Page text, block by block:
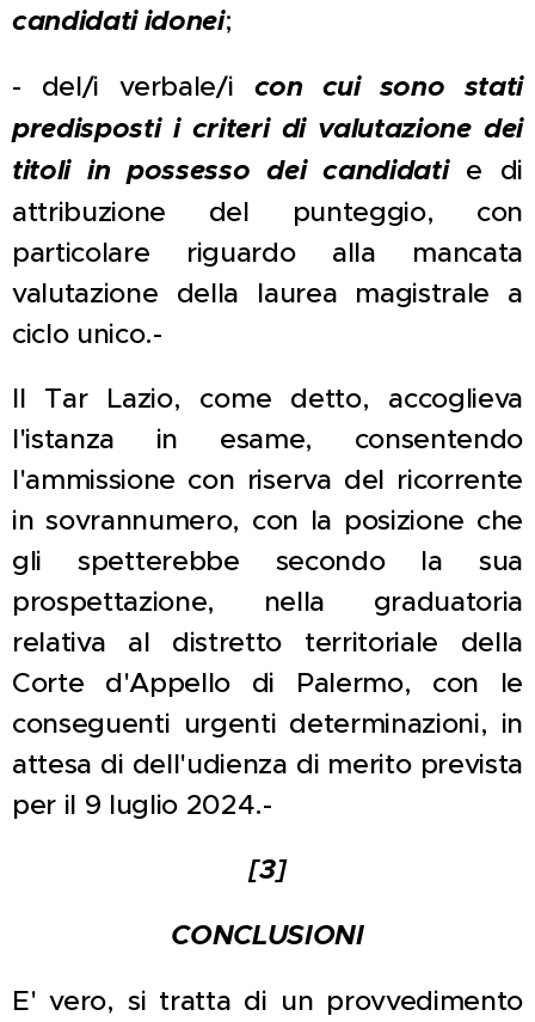
candidati idonei;
- del/i verbale/i con cui sono stati
predisposti i criteri di valutazione dei
titoli in possesso dei candidatie di
attribuzione del punteggio, con
particolare riguardo alla mancata
valutazione della laurea magistrale a
ciclo unico.-
Il Tar Lazio, come detto, accoglieva
l'istanza in esame, consentendo
l'ammissione con riserva del ricorrente
in sovrannumero, con la posizione che
gli spetterebbe secondo la sua
prospettazione, nella graduatoria
relativa al distretto territoriale della
Corte d'Appello di Palermo, con le
conseguenti urgenti determinazioni, in
attesa di dell'udienza di merito prevista
per il 9 luglio 2024.-
[3]
CONCLUSIONI
E' vero, si tratta di un provvedimento